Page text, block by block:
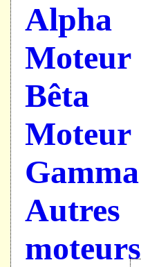
Alpha
Moteur
Bêta
Moteur
Gamma
Autres
moteurs